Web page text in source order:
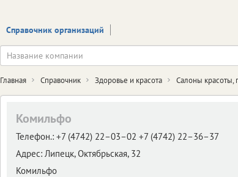
Справочник организаций
Главная Справочник Здоровье и красота Салоны красоты,
Комильфо
Телефон.: +7 (4742) 22–03–02 +7 (4742) 22–36–37
Адрес: Липецк,Октябрьская, 32
Комильфо